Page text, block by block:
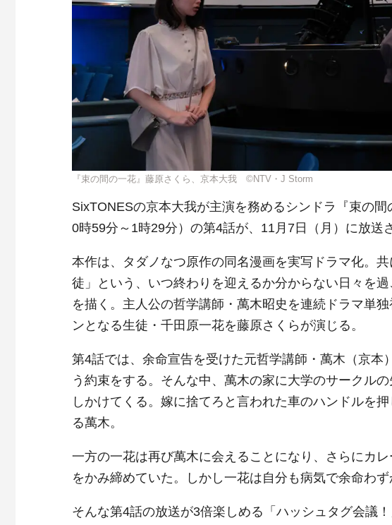
『束の間の一花』藤原さくら、京本大我 ©NTV・J Storm
SixTONESの京本大我が主演を務めるシンドラ『束
0時59分～1時29分）の第4話が、11月7日（月）に放送
本作は、タダノなつ原作の同名漫画を実写ドラマ化。
徒」という、いつ終わりを迎えるか分からない日々を
を描く。主人公の哲学講師・萬木昭史を連続ドラマ単
ンとなる生徒・千田原一花を藤原さくらが演じる。
第4話では、余命宣告を受けた元哲学講師・萬木（京本
う約束をする。そんな中、萬木の家に大学のサークル
しかけてくる。嫁に捨てろと言われた車のハンドルを
る萬木。
一方の一花は再び萬木に会えることになり、さらにカ
をかみ締めていた。しかし一花は自分も病気で余命わ
そんな第4話の放送が3倍楽しめる「ハッシュタグ会議